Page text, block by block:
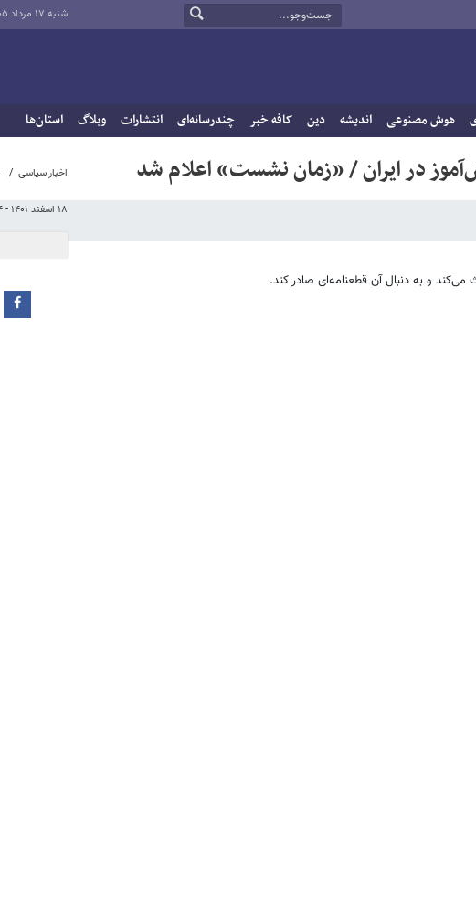
شنبه ۱۷ مرداد ۱۴۰۵
هوش مصنوعی اندیشه دین کافه خبر چندرسانه‌ای انتشارات وبلاگ استان‌ها
اخبار سیاسی
۱۸ اسفند ۱۴۰۱ - ۲۰:۰۴
در ایران / «زمان نشست» اعلام شد
می‌کند و به دنبال آن قطعنامه‌ای صادر کند.